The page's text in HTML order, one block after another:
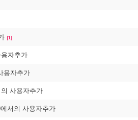
[1]
자추가
용자추가
사용자추가
서의 사용자추가